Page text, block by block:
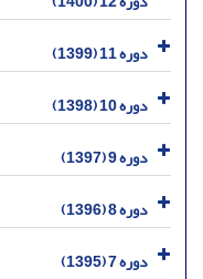
دوره 11 (1399)
دوره 10 (1398)
دوره 9 (1397)
دوره 8 (1396)
دوره 7 (1395)